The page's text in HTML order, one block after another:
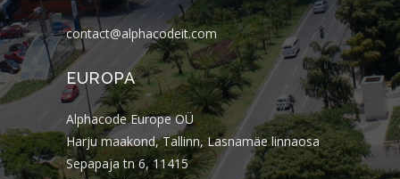
contact@alphacodeit.com
EUROPA
Alphacode Europe OÜ
Harju maakond, Tallinn, Lasnamäe linnaosa
Sepapaja tn 6, 11415